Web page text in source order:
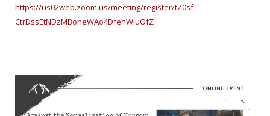
https://us02web.zoom.us/meeting/register/tZ0sf-
CtrDssEtNDzMBoheWAo4DfehWluOfZ